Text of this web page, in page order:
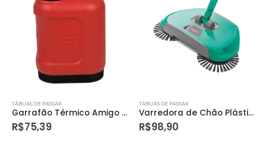
TÁBUAS DE PASSAR
Varredora de Chão Plástica Noviça Anis
R$98,90
TÁBUAS DE PASSAR
Balde 8 Litros 610/7 Sanremo
R$15,79